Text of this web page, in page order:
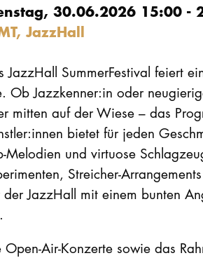
30.06.2026 15:00 -
JazzHall
JazzHall SummerFestival feiert
Ob Jazzkenner:in oder
mitten auf der Wiese – das
bietet für jeden
Melodien und virtuose
Streicher-
der JazzHall mit einem bunten
Open-Air-Konzerte sowie das